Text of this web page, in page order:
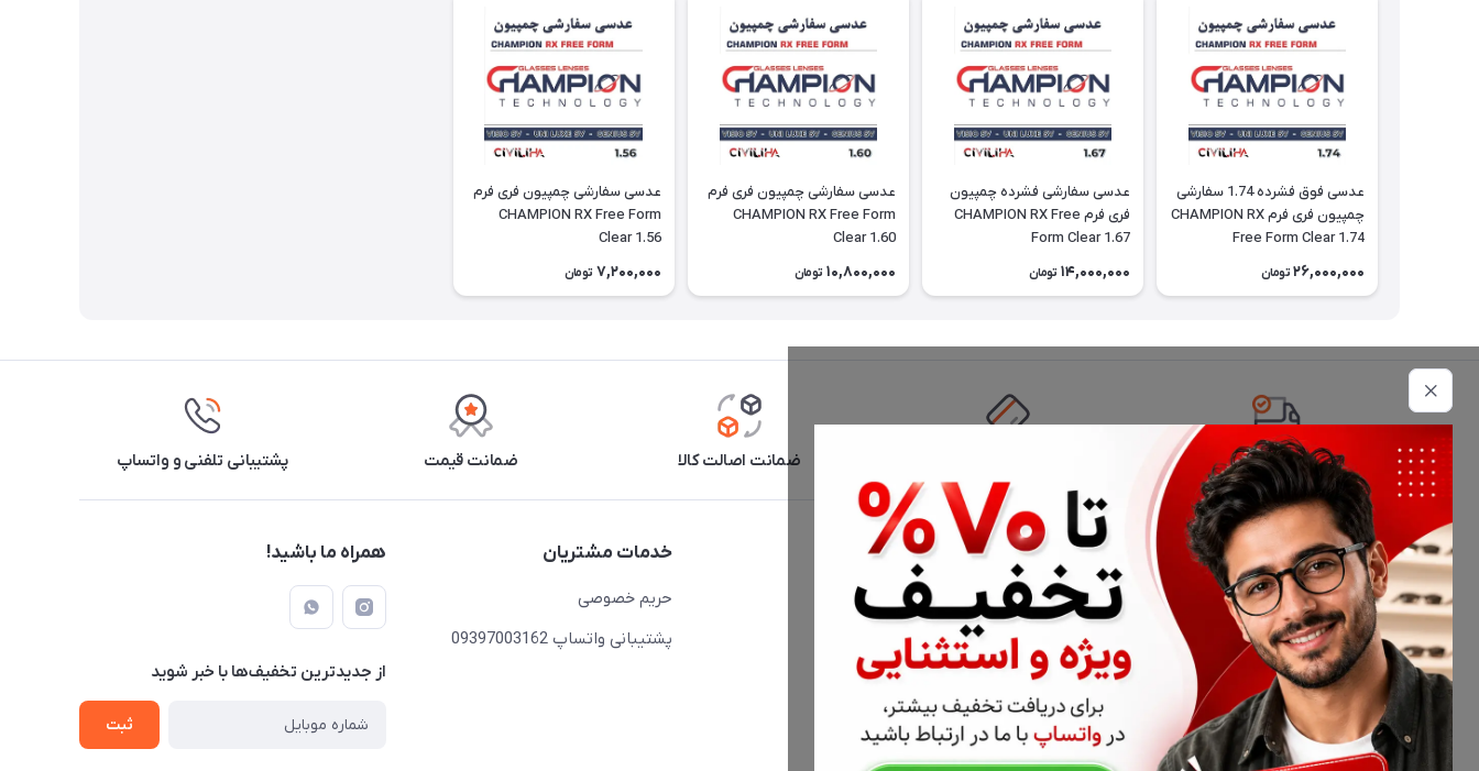
عدسی فوق فشرده 1.74 سفارشی
چمپیون فری فرم CHAMPION RX
Free Form Clear 1.74
26,000,000 تومان
عدسی سفارشی فشرده چمپیون
فری فرم CHAMPION RX Free
Form Clear 1.67
14,000,000 تومان
عدسی سفارشی چمپیون فری فرم
CHAMPION RX Free Form
Clear 1.60
10,800,000 تومان
عدسی سفارشی چمپیون فری فرم
CHAMPION RX Free Form
Clear 1.56
7,200,000 تومان
تحویل اکسپرس ضمانت اصالت کالا ضمانت قیمت پشتیبانی تلفنی و واتساپ
اطلاعات تماس
02177116909
info@civiliha.com
ارسال فوری در تهران + ارسال به سراسر کشور
دسترسی سریع
حساب کاربری
مجله فروشگاه
لیست محصولات
درباره ما
خدمات مشتریان
حریم خصوصی
پشتیبانی واتساپ 09397003162
همراه ما باشید!
از جدید‌ترین تخفیف‌ها با‌ خبر شوید
ثبت